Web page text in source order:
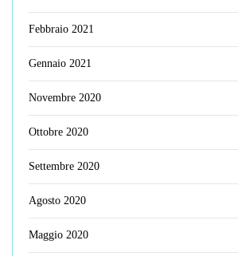
Febbraio 2021
Gennaio 2021
Novembre 2020
Ottobre 2020
Settembre 2020
Agosto 2020
Maggio 2020